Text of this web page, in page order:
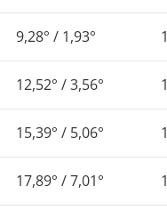
9,28° / 1,93°
12,52° / 3,56°
15,39° / 5,06°
17,89° / 7,01°